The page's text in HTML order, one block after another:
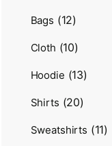
Bags (12)
Cloth (10)
Hoodie (13)
Shirts (20)
Sweatshirts (11)